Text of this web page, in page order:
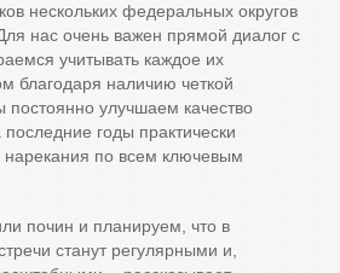
нескольких федеральных округов
нас очень важен прямой диалог с
учитывать каждое их
благодаря наличию четкой
постоянно улучшаем качество
годы практически
нарекания по всем ключевым
почин и планируем, что в
станут регулярными и,